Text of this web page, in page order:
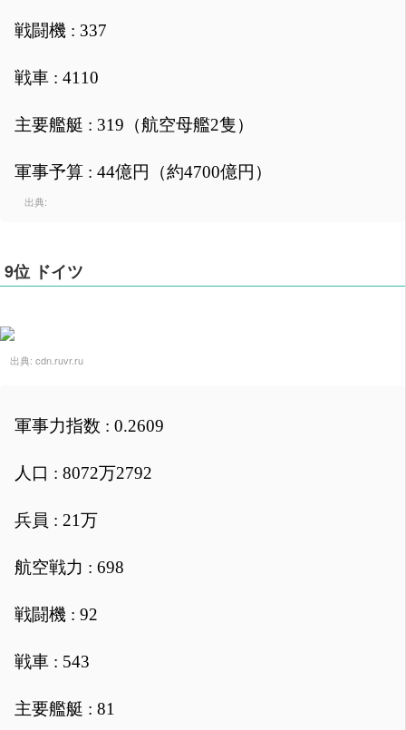
戦闘機 : 337
戦車 : 4110
主要艦艇 : 319（航空母艦2隻）
軍事予算 : 44億円（約4700億円）
出典:
9位 ドイツ
出典: cdn.ruvr.ru
軍事力指数 : 0.2609
人口 : 8072万2792
兵員 : 21万
航空戦力 : 698
戦闘機 : 92
戦車 : 543
主要艦艇 : 81